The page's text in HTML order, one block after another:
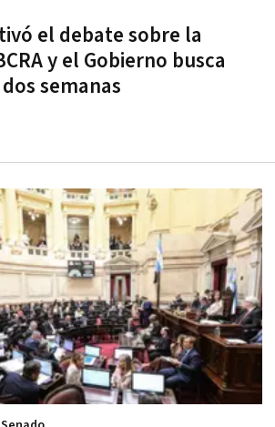
el debate sobre la
y el Gobierno busca
semanas